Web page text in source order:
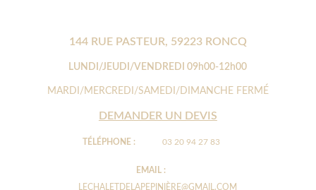
144 RUE PASTEUR, 59223 RONCQ
EMAIL :
TÉLÉPHONE : 03 20 94 27 83
LUNDI/JEUDI/VENDREDI 09h00-12h00
MARDI/MERCREDI/SAMEDI/DIMANCHE FERMÉ
DEMANDER UN DEVIS
LECHALETDELAPEPINIÈRE@GMAIL.COM